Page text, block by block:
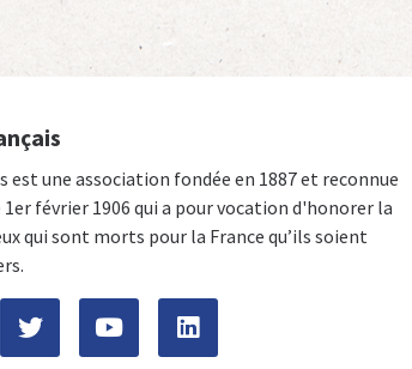
est une association fondée en 1887 et reconnue
février 1906 qui a pour vocation d'honorer la
qui sont morts pour la France qu’ils soient